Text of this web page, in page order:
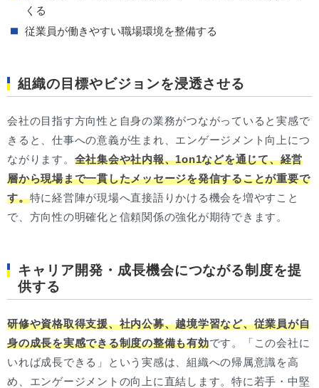
くる
従業員が働きやすい職場環境を整備する
組織の目標やビジョンを浸透させる
会社の目指す方向性と自身の業務がつながっていると実感で
きると、仕事への意義が生まれ、エンゲージメント向上につ
ながります。 全社集会や社内報、1on1などを通じて、経営
層から現場まで一貫したメッセージを発信することが重要で
す。特に経営陣が現場へ直接語りかける機会を増やすこと
で、方向性の明確化と信頼関係の強化が期待できます。
キャリア開発・成長機会につながる制度を提
供する
研修や資格取得支援、社内公募、越境学習など、従業員が自
身の成長を実感できる制度の整備も有効です。「この会社に
いれば成長できる」という実感は、組織への帰属意識を高
め、エンゲージメントの向上に直結します。特に若手・中堅